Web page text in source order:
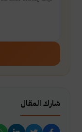
شارك المقال